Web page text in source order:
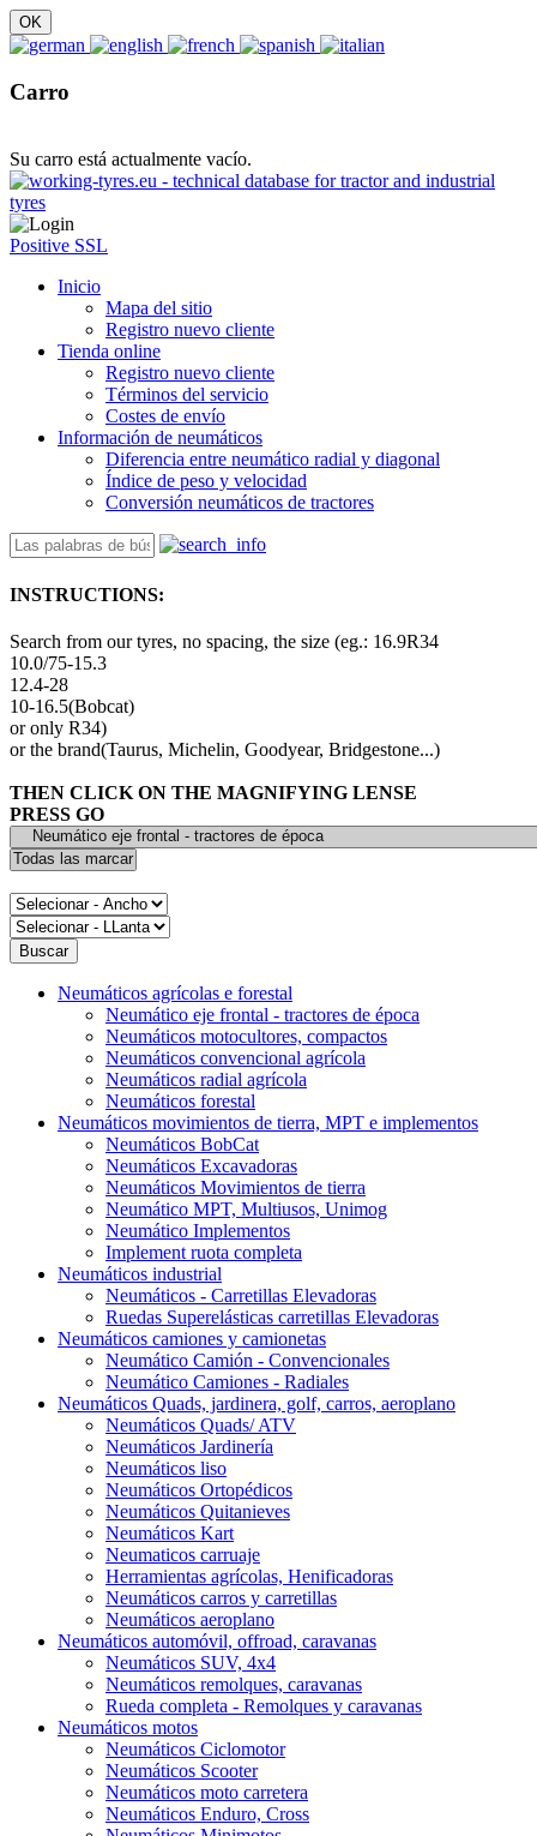
Carro
Su carro está actualmente vacío.
Positive SSL
Inicio
Mapa del sitio
Registro nuevo cliente
Tienda online
Registro nuevo cliente
Términos del servicio
Costes de envío
Información de neumáticos
Diferencia entre neumático radial y diagonal
Índice de peso y velocidad
Conversión neumáticos de tractores
INSTRUCTIONS:
Search from our tyres, no spacing, the size (eg.: 16.9R34
10.0/75-15.3
12.4-28
10-16.5(Bobcat)
or only R34)
or the brand(Taurus, Michelin, Goodyear, Bridgestone...)
THEN CLICK ON THE MAGNIFYING LENSE
PRESS GO
Neumáticos agrícolas e forestal
Neumático eje frontal - tractores de época
Neumáticos motocultores, compactos
Neumáticos convencional agrícola
Neumáticos radial agrícola
Neumáticos forestal
Neumáticos movimientos de tierra, MPT e implementos
Neumáticos BobCat
Neumáticos Excavadoras
Neumáticos Movimientos de tierra
Neumático MPT, Multiusos, Unimog
Neumático Implementos
Implement ruota completa
Neumáticos industrial
Neumáticos - Carretillas Elevadoras
Ruedas Superelásticas carretillas Elevadoras
Neumáticos camiones y camionetas
Neumático Camión - Convencionales
Neumático Camiones - Radiales
Neumáticos Quads, jardinera, golf, carros, aeroplano
Neumáticos Quads/ ATV
Neumáticos Jardinería
Neumáticos liso
Neumáticos Ortopédicos
Neumáticos Quitanieves
Neumáticos Kart
Neumaticos carruaje
Herramientas agrícolas, Henificadoras
Neumáticos carros y carretillas
Neumáticos aeroplano
Neumáticos automóvil, offroad, caravanas
Neumáticos SUV, 4x4
Neumáticos remolques, caravanas
Rueda completa - Remolques y caravanas
Neumáticos motos
Neumáticos Ciclomotor
Neumáticos Scooter
Neumáticos moto carretera
Neumáticos Enduro, Cross